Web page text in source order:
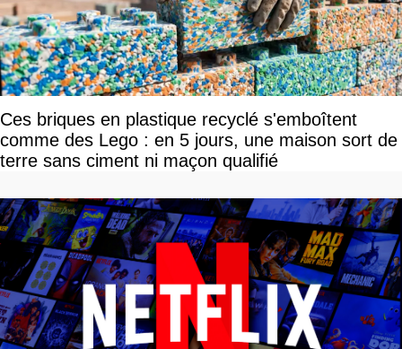
Ces briques en plastique recyclé s'emboîtent
comme des Lego : en 5 jours, une maison sort de
terre sans ciment ni maçon qualifié